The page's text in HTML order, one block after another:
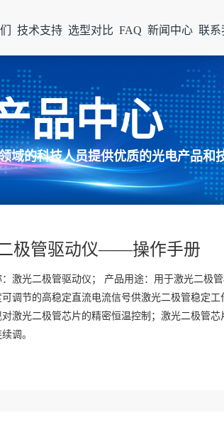
技术支持 选型对比 FAQ 新闻中心 联系
品中心
域的科技人员提供优质的光电产品和
极管驱动仪——操作手册
激光二极管驱动仪； 产品用途：用于激光二极
调节的高稳定直流电流信号供激光二极管稳定
对激光二极管芯片的精密恒温控制；激光二极管
调。